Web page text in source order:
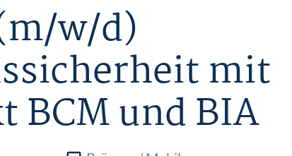
w/d)
mit
BCM und BIA